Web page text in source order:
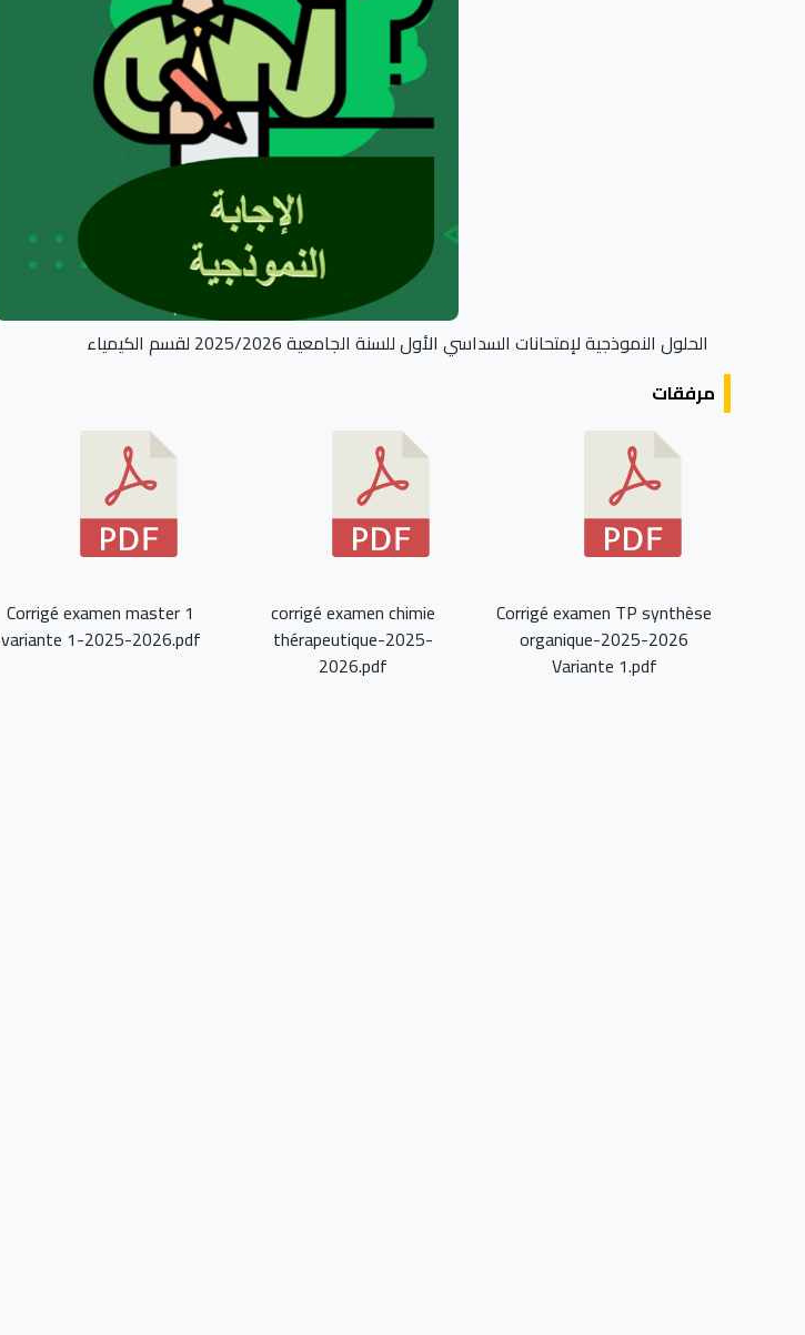
الحلول النموذجية لإمتحانات السداسي الأول للسنة الجامعية 2025/2026 لقسم الكيمياء
مرفقات
Corrigé examen TP synthèse
organique-2025-2026
Variante 1.pdf
corrigé examen chimie
thérapeutique-2025-
2026.pdf
Corrigé examen master 1
variante 1-2025-2026.pdf